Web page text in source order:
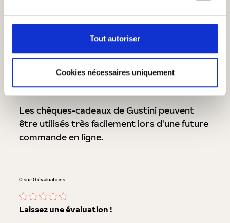
Tout autoriser
Cookies nécessaires uniquement
peut pas faire l'objet d'une remise.
Information importante concernant
l'encaissement :
Les chèques-cadeaux de Gustini peuvent
être utilisés très facilement lors d'une future
commande en ligne.
0 sur 0 évaluations
Note moyenne de 0 sur 5 étoiles
Laissez une évaluation !